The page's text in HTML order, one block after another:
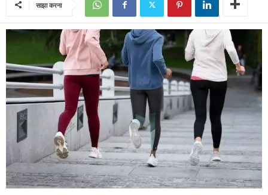
साझा करना